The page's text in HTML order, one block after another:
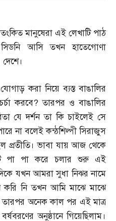
মানুষেরা এই লেখাটি পাঠ
আসি তখন হাতেগোণা
যোগাড় করা নিয়ে ব্যস্ত বাঙালির
করবে?তারপর ও বাঙালির
যে দর্শন তা কি চাইলেই সে
না বলেই কন্ঠশিল্পী সিরাজুস
প্রতীতি। ভাবা যায় আজ থেকে
পা পা করে চলার শুরু এই
যখন আমরা সুধা নিঝর নামে
করি নি তখন আমি মাঝে মাঝে
তারপর অনেক কাল পর এই মাত্র
অনুষ্ঠানে গিয়েছিলাম।